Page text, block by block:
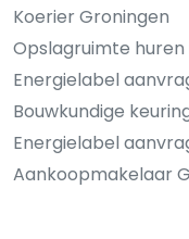
Koerier Groningen
Opslagruimte huren
Energielabel
Bouwkundige
Energielabel
Aankoopmakelaar